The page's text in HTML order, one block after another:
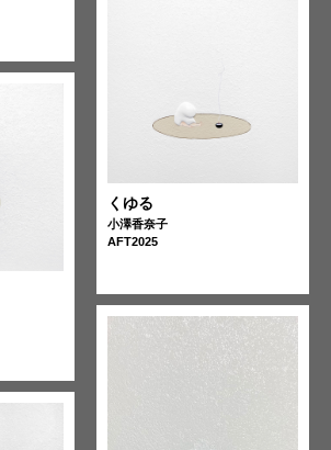
くゆる
小澤香奈子
AFT2025